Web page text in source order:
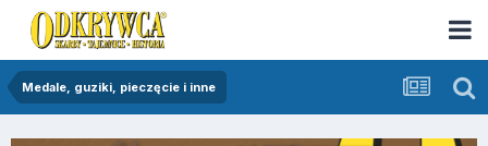
Medale, guziki, pieczęcie i inne